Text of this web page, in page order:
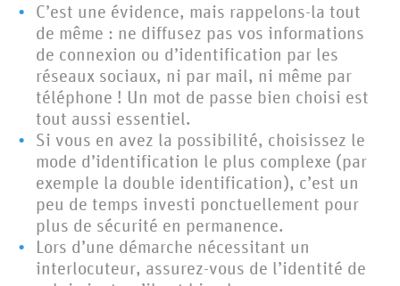
C’est une évidence, mais rappelons-la tout
de même : ne diffusez pas vos informations
de connexion ou d’identification par les
réseaux sociaux, ni par mail, ni même par
téléphone ! Un mot de passe bien choisi est
tout aussi essentiel.
Si vous en avez la possibilité, choisissez le
mode d’identification le plus complexe (par
exemple la double identification), c’est un
peu de temps investi ponctuellement pour
plus de sécurité en permanence.
Lors d’une démarche nécessitant un
interlocuteur, assurez-vous de l’identité de